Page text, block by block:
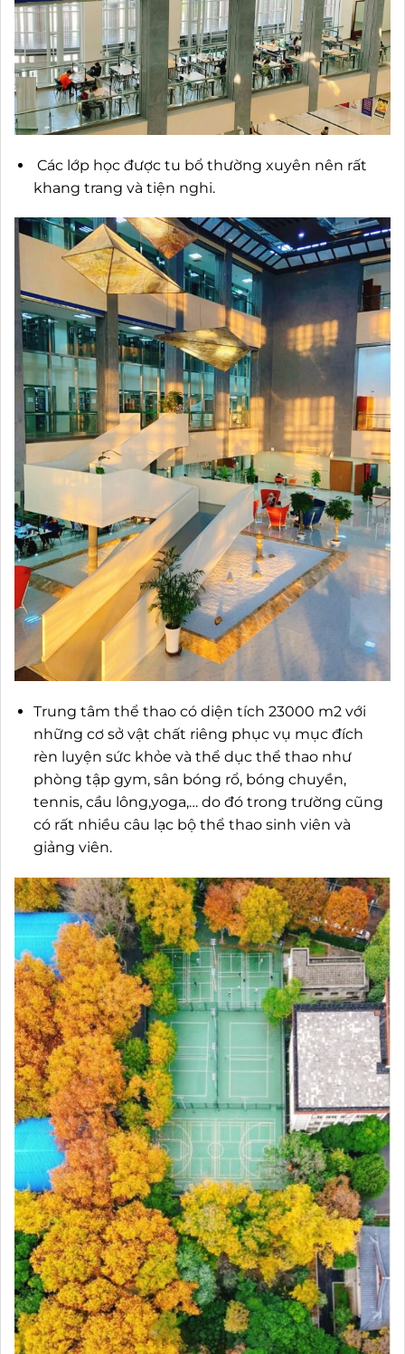
Các lớp học được tu bổ thường xuyên nên rất
khang trang và tiện nghi.
Trung tâm thể thao có diện tích 23000 m2 với
những cơ sở vật chất riêng phục vụ mục đích
rèn luyện sức khỏe và thể dục thể thao như
phòng tập gym, sân bóng rổ, bóng chuyền,
tennis, cầu lông,yoga,… do đó trong trường cũng
có rất nhiều câu lạc bộ thể thao sinh viên và
giảng viên.